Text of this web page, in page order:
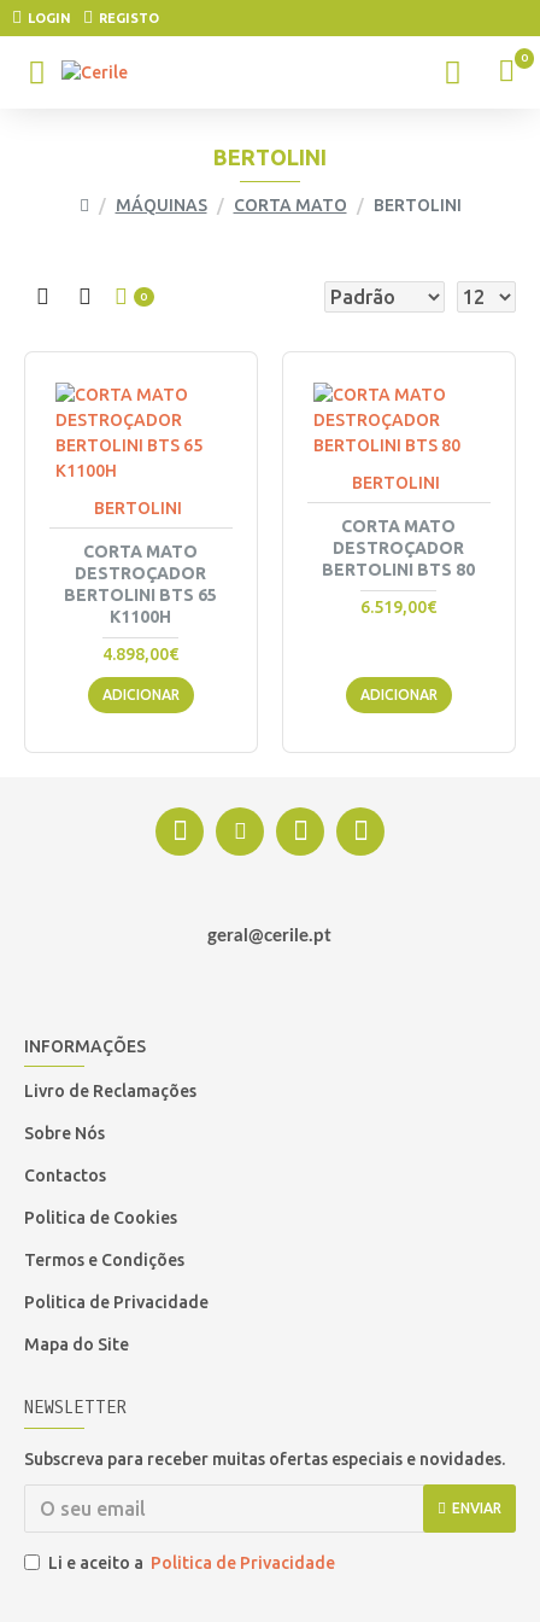
LOGIN REGISTO
0
MÁQUINAS CORTA MATO BERTOLINI
BERTOLINI
0
BERTOLINI
CORTA MATO
DESTROÇADOR
BERTOLINI BTS 65
K1100H
4.898,00€
ADICIONAR
BERTOLINI
CORTA MATO
DESTROÇADOR
BERTOLINI BTS 80
6.519,00€
ADICIONAR
geral@cerile.pt
INFORMAÇÕES
Livro de Reclamações
Sobre Nós
Contactos
Politica de Cookies
Termos e Condições
Politica de Privacidade
Mapa do Site
NEWSLETTER
Subscreva para receber muitas ofertas especiais e novidades.
ENVIAR
Li e aceito a Politica de Privacidade